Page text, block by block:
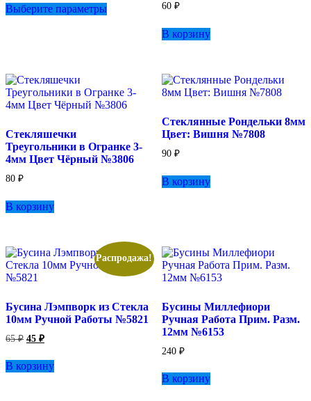
Выберите параметры
на
странице
60 ₽
В корзину
Стекляшечки
Треугольники в Огранке 3-
4мм Цвет Чёрный №3806
80 ₽
В корзину
Стеклянные Рондельки 8мм
Цвет: Вишня №7808
90 ₽
В корзину
Распродажа!
Бусина Лэмпворк из Стекла
10мм Ручной Работы №5821
65₽ Первоначальная
цена
составляла
65 ₽.
45 ₽Текущая
цена:
45 ₽.
В корзину
Бусины Миллефиори
Ручная Работа Прим. Разм.
12мм №6153
240 ₽
В корзину